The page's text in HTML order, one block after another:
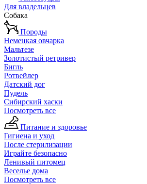
Для владельцев
Собака
Породы
Немецкая овчарка
Мальтезе
Золотистый ретривер
Бигль
Ротвейлер
Датский дог
Пудель
Сибирский хаски
Посмотреть все
Питание и здоровье
Гигиена и уход
После стерилизации
Играйте безопасно
Ленивый питомец
Веселье дома
Посмотреть все